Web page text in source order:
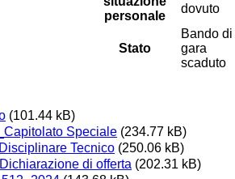
personale
dovuto
Stato
Bando di
gara
scaduto
(101.44 kB)
Speciale (234.77 kB)
Tecnico (250.06 kB)
di offerta (202.31 kB)